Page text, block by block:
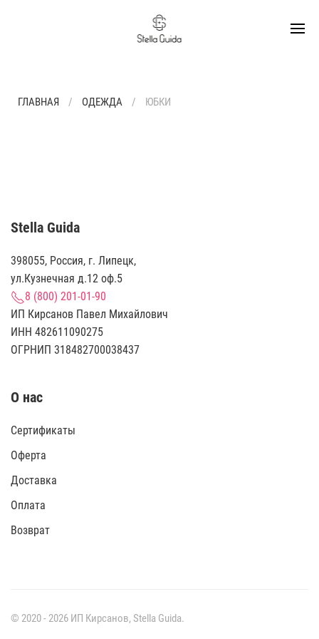
ГЛАВНАЯ ОДЕЖДА ЮБКИ
Stella Guida
398055, Россия, г. Липецк,
ул.Кузнечная д.12 оф.5
8 (800) 201-01-90
ИП Кирсанов Павел Михайлович
ИНН 482611090275
ОГРНИП 318482700038437
О нас
Сертификаты
Оферта
Доставка
Оплата
Возврат
© 2020 - 2026 ИП Кирсанов, Stella Guida.